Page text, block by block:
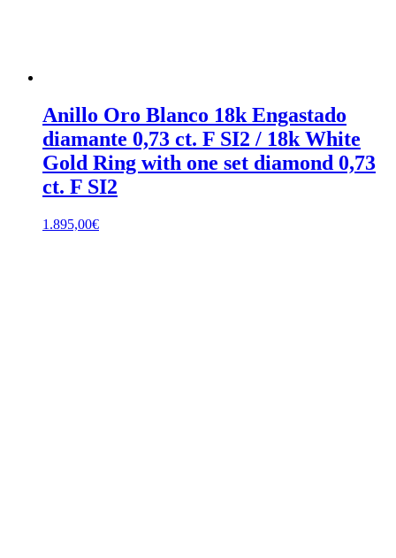
Anillo Oro Blanco 18k Engastado
diamante 0,73 ct. F SI2 / 18k White
Gold Ring with one set diamond 0,73
ct. F SI2
1.895,00€